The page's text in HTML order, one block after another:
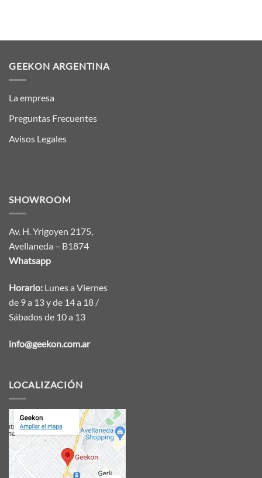
GEEKON ARGENTINA
La empresa
Preguntas Frecuentes
Avisos Legales
SHOWROOM
Av. H. Yrigoyen 2175,
Avellaneda – B1874
Whatsapp
Horario: Lunes a Viernes
de 9 a 13 y de 14 a 18 /
Sábados de 10 a 13
info@geekon.com.ar
LOCALIZACIÓN